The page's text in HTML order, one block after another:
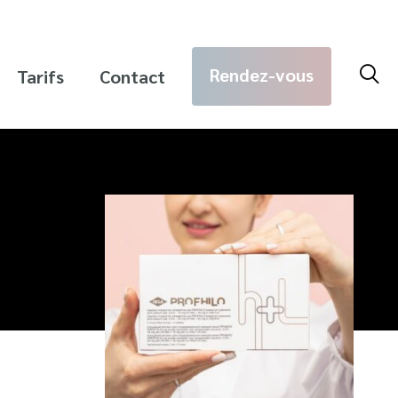
Tarifs Contact Rendez-vous